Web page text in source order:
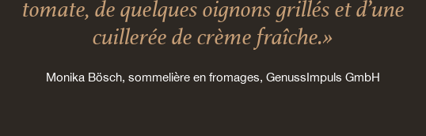
tomate, de quelques oignons grillés et d’une
cuillerée de crème fraîche.»
Monika Bösch, sommelière en fromages, GenussImpuls GmbH